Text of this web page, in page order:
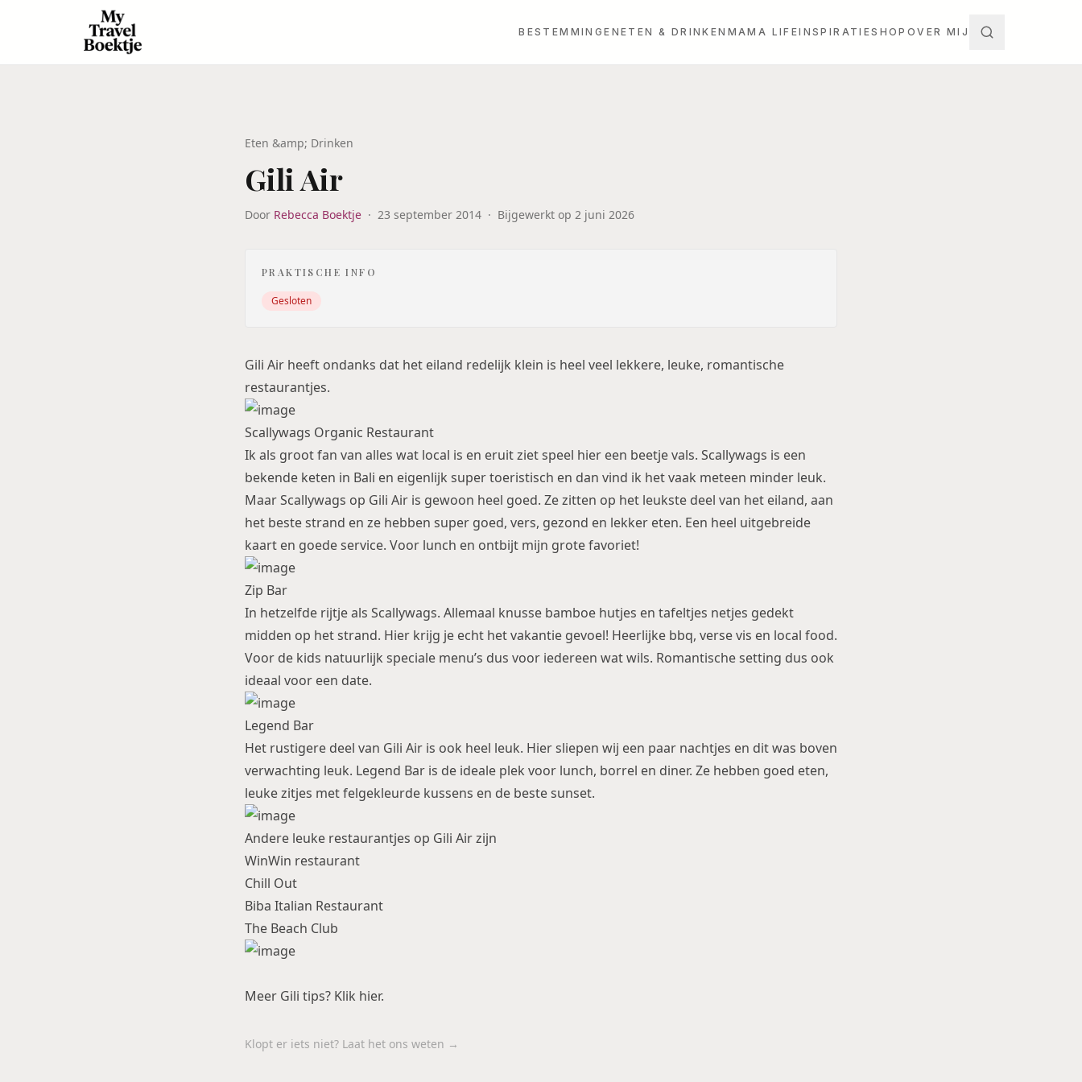
BESTEMMINGEN ETEN & DRINKEN MAMA LIFEINSPIRATIESHOP OVER MIJ
Eten &amp; Drinken
Gili Air
Door Rebecca Boektje · 23 september 2014 · Bijgewerkt op 2 juni 2026
PRAKTISCHE INFO
Gesloten
Gili Air heeft ondanks dat het eiland redelijk klein is heel veel lekkere, leuke, romantische
restaurantjes.
Scallywags Organic Restaurant
Ik als groot fan van alles wat local is en eruit ziet speel hier een beetje vals. Scallywags is een
bekende keten in Bali en eigenlijk super toeristisch en dan vind ik het vaak meteen minder leuk.
Maar Scallywags op Gili Air is gewoon heel goed. Ze zitten op het leukste deel van het eiland, aan
het beste strand en ze hebben super goed, vers, gezond en lekker eten. Een heel uitgebreide
kaart en goede service. Voor lunch en ontbijt mijn grote favoriet!
Zip Bar
In hetzelfde rijtje als Scallywags. Allemaal knusse bamboe hutjes en tafeltjes netjes gedekt
midden op het strand. Hier krijg je echt het vakantie gevoel! Heerlijke bbq, verse vis en local food.
Voor de kids natuurlijk speciale menu’s dus voor iedereen wat wils. Romantische setting dus ook
ideaal voor een date.
Legend Bar
Het rustigere deel van Gili Air is ook heel leuk. Hier sliepen wij een paar nachtjes en dit was boven
verwachting leuk. Legend Bar is de ideale plek voor lunch, borrel en diner. Ze hebben goed eten,
leuke zitjes met felgekleurde kussens en de beste sunset.
Andere leuke restaurantjes op Gili Air zijn
WinWin restaurant
Chill Out
Biba Italian Restaurant
The Beach Club
Meer Gili tips? Klik hier.
Klopt er iets niet? Laat het ons weten →